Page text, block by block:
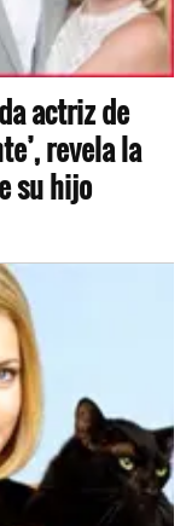
actriz de
revela la
su hijo